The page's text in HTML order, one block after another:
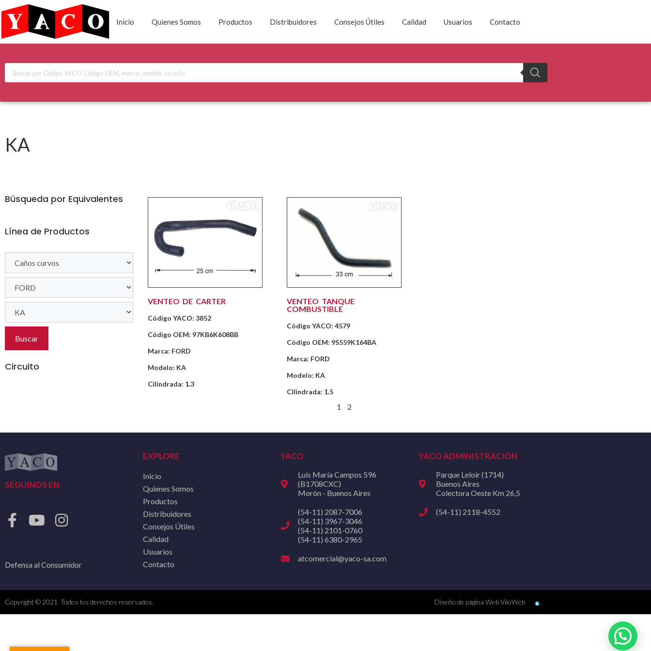
Inicio Quienes Somos Productos Distribuidores Consejos Útiles Calidad Usuarios Contacto
KA
Búsqueda por Equivalentes
Línea de Productos
Buscar
Circuito
VENTEO DE CARTER
Código YACO: 3852
Código OEM: 97KB6K608BB
Marca: FORD
Modelo: KA
Cilindrada: 1.3
VENTEO TANQUE
COMBUSTIBLE
Código YACO: 4579
Código OEM: 9S559K164BA
Marca: FORD
Modelo: KA
Cilindrada: 1.5
1 2
SEGUINOS EN
Defensa al Consumidor
EXPLORE
Inicio
Quienes Somos
Productos
Distribuidores
Consejos Útiles
Calidad
Usuarios
Contacto
YACO
Luis María Campos 596
(B1708CXC)
Morón - Buenos Aires
(54-11) 2087-7006
(54-11) 3967-3046
(54-11) 2101-0760
(54-11) 6380-2965
atcomercial@yaco-sa.com
YACO ADMINISTRACIÓN
Parque Leloir (1714)
Buenos Aires
Colectora Oeste Km 26,5
(54-11) 2118-4552
Copyright © 2021. Todos los derechos reservados. Diseño de página Web ViloWeb